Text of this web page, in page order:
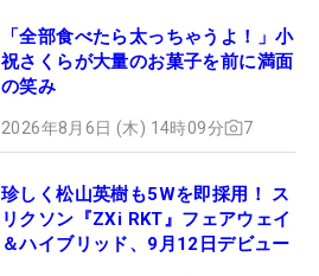
「全部食べたら太っちゃうよ！」小
祝さくらが大量のお菓子を前に満面
の笑み
2026年8月6日 (木) 14時09分 7
珍しく松山英樹も5Wを即採用！ ス
リクソン『ZXi RKT』フェアウェイ
＆ハイブリッド、9月12日デビュー